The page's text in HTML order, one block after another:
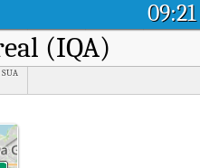
09:21
(IQA)
SUA